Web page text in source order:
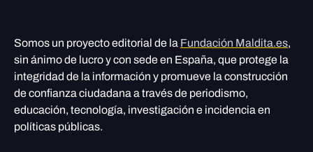
Somos un proyecto editorial de la Fundación Maldita.es,
sin ánimo de lucro y con sede en España, que protege la
integridad de la información y promueve la construcción
de confianza ciudadana a través de periodismo,
educación, tecnología, investigación e incidencia en
políticas públicas.